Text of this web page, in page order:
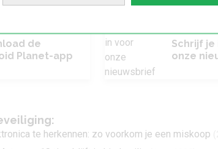
de
Planet-app
Schrijf je
onze
te herkennen: zo voorkom je een miskoop